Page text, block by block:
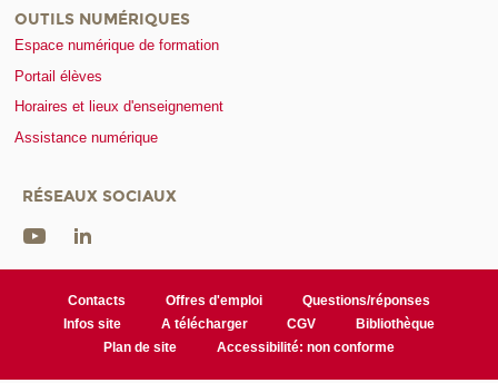
OUTILS NUMÉRIQUES
Espace numérique de formation
Portail élèves
Horaires et lieux d'enseignement
Assistance numérique
RÉSEAUX SOCIAUX
Contacts Offres d'emploi
Questions/réponses
Infos site
A télécharger CGV
Bibliothèque
Plan de site
Accessibilité: non conforme